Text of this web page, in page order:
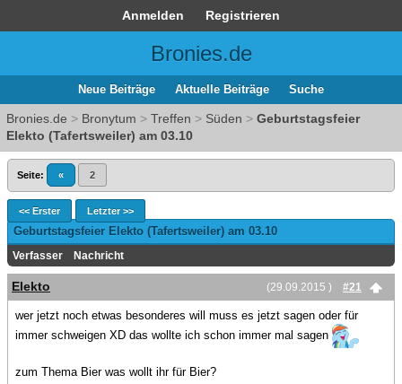
Anmelden Registrieren
Bronies.de
Neue Beiträge Aktuelle Beiträge Suche
Bronies.de > Bronytum > Treffen > Süden > Geburtstagsfeier
Elekto (Tafertsweiler) am 03.10
Seite: « 2
<< Erster Letzter >>
Geburtstagsfeier Elekto (Tafertsweiler) am 03.10
Verfasser Nachricht
(29.09.2015 ) #21
Elekto
wer jetzt noch etwas besonderes will muss es jetzt sagen oder für
immer schweigen XD das wollte ich schon immer mal sagen
zum Thema Bier was wollt ihr für Bier?